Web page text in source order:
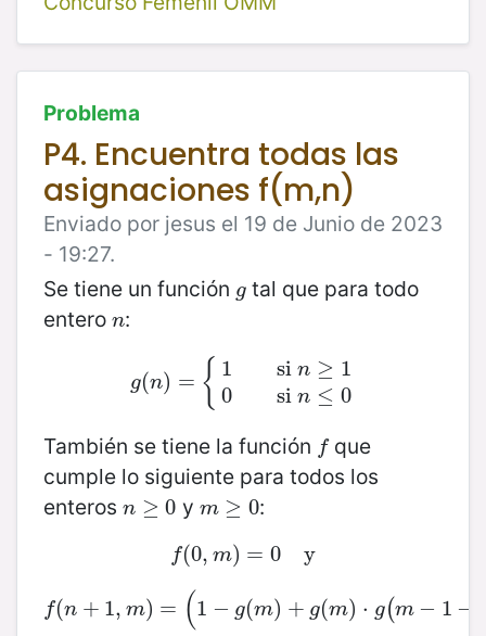
Problema
P4. Encuentra todas las
asignaciones f(m,n)
Enviado por jesus el 19 de Junio de 2023
- 19:27.
Se tiene un función g
g tal que para todo
entero n
n:
g(n) = { 1
0
sin ≥ 1
sin ≤ 0
g(n )= {1 si 0sin ≤0
También se tiene la función f
fque
cumple lo siguiente para todos los
enteros n ≥ 0
n≥0 y m ≥ 0
m≥0 :
f(0, m) = 0 y
f( 0,m )= 0y
f(n + 1, m) = (1 − g(m) + g(m) ⋅ g(m − 1 −
f(n +1 ,m) =( 1−g(m) +g(m )⋅ g(m−1 −f (n